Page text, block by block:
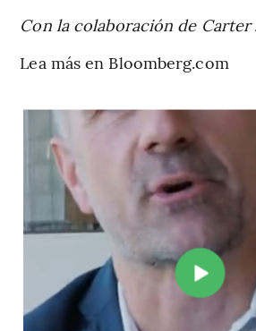
Con la colaboración de Carter
Lea más en Bloomberg.com